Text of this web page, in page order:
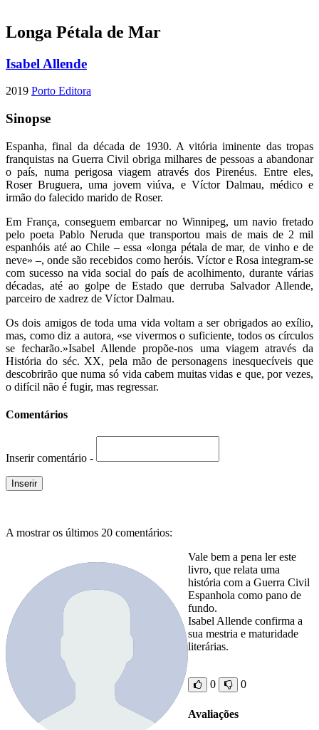
Longa Pétala de Mar
Isabel Allende
2019 Porto Editora
Sinopse
Espanha, final da década de 1930. A vitória iminente das tropas
franquistas na Guerra Civil obriga milhares de pessoas a abandonar
o país, numa perigosa viagem através dos Pirenéus. Entre eles,
Roser Bruguera, uma jovem viúva, e Víctor Dalmau, médico e
irmão do falecido marido de Roser.
Em França, conseguem embarcar no Winnipeg, um navio fretado
pelo poeta Pablo Neruda que transportou mais de mais de 2 mil
espanhóis até ao Chile – essa «longa pétala de mar, de vinho e de
neve» –, onde são recebidos como heróis. Víctor e Rosa integram-se
com sucesso na vida social do país de acolhimento, durante várias
décadas, até ao golpe de Estado que derruba Salvador Allende,
parceiro de xadrez de Víctor Dalmau.
Os dois amigos de toda uma vida voltam a ser obrigados ao exílio,
mas, como diz a autora, «se vivermos o suficiente, todos os círculos
se fecharão.»Isabel Allende propõe-nos uma viagem através da
História do séc. XX, pela mão de personagens inesquecíveis que
descobrirão que numa só vida cabem muitas vidas e que, por vezes,
o difícil não é fugir, mas regressar.
Comentários
Inserir comentário -
A mostrar os últimos 20 comentários:
Vale bem a pena ler este
livro, que relata uma
história com a Guerra Civil
Espanhola como pano de
fundo.
Isabel Allende confirma a
sua mestria e maturidade
literárias.
0 0
Avaliações